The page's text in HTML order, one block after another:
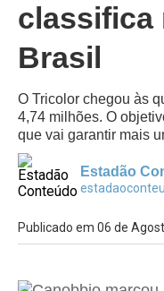
classifica
Brasil
O Tricolor chegou às
4,74 milhões. O
que vai garantir mais
Estadão
Publicado em 06 de